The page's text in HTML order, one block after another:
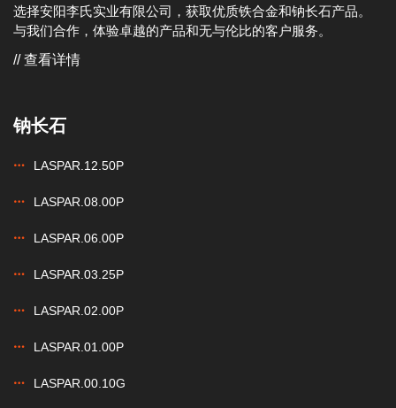
选择安阳李氏实业有限公司，获取优质铁合金和钠长石产品。
与我们合作，体验卓越的产品和无与伦比的客户服务。
// 查看详情
钠长石
LASPAR.12.50P
LASPAR.08.00P
LASPAR.06.00P
LASPAR.03.25P
LASPAR.02.00P
LASPAR.01.00P
LASPAR.00.10G